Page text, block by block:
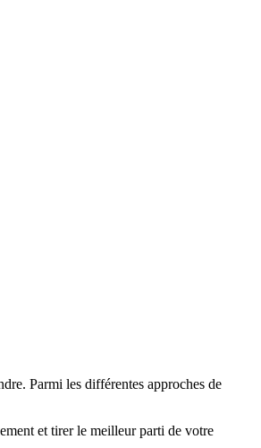
Parmi les différentes approches de
et tirer le meilleur parti de votre